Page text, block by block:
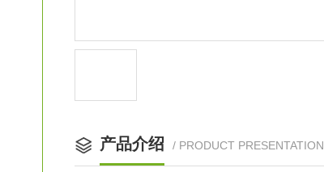
产品介绍 / PRODUCT PRESENTATION